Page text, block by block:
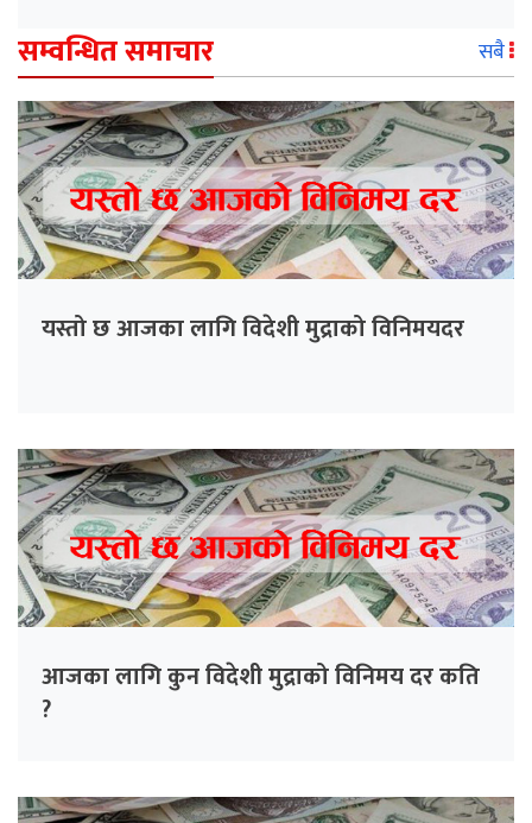
सम्वन्धित समाचार सबै
यस्तो छ आजका लागि विदेशी मुद्राको विनिमयदर
आजका लागि कुन विदेशी मुद्राको विनिमय दर कति
?